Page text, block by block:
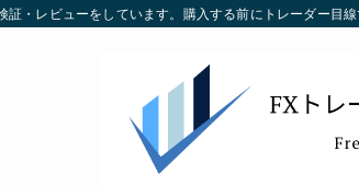
・レビューをしています。購入する前にトレーダー目